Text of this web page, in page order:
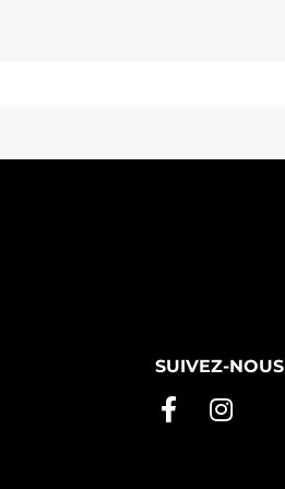
SUIVEZ-NOUS